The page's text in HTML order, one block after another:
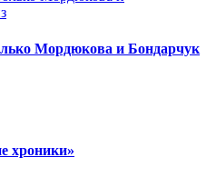
Мордюкова и Бондарчук
хроники»